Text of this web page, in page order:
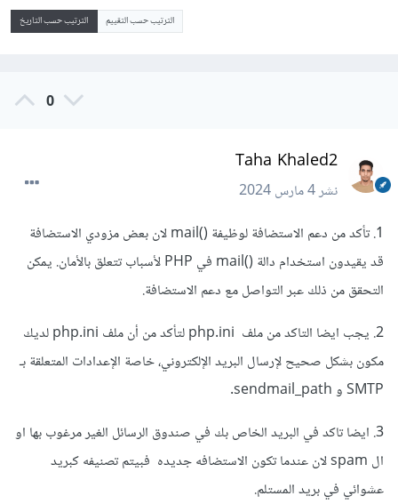
الترتيب حسب التقييم الترتيب حسب التاريخ
0
Taha Khaled2
نشر4 مارس 2024
1. تأكد من دعم الاستضافة لوظيفة ()mail لان بعض مزودي الاستضافة
قد يقيدون استخدام دالة ()mail في PHP لأسباب تتعلق بالأمان. يمكن
التحقق من ذلك عبر التواصل مع دعم الاستضافة.
2. يجب ايضا التاكد من ملف php.ini لتأكد من أن ملف php.ini لديك
مكون بشكل صحيح لإرسال البريد الإلكتروني، خاصة الإعدادات المتعلقة بـ
SMTP و sendmail_path.
3. ايضا تاكد في البريد الخاص بك في صندوق الرسائل الغير مرغوب بها او
ال spam لان عندما تكون الاستضافه جديده فبيتم تصنيفه كبريد
عشوائي في بريد المستلم.